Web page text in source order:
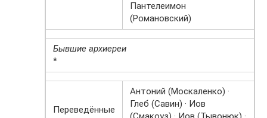
Пантелеимон
(Романовский)
Бывшие архиереи
*
Переведённые
Антоний (Москаленко) ·
Глеб (Савин) · Иов